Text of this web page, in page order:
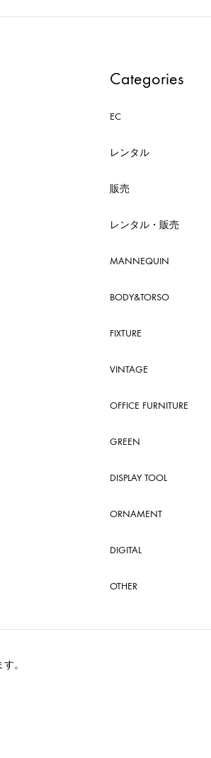
Categories
EC
レンタル
販売
レンタル・販売
MANNEQUIN
BODY&TORSO
FIXTURE
VINTAGE
OFFICE FURNITURE
GREEN
DISPLAY TOOL
ORNAMENT
DIGITAL
OTHER
。